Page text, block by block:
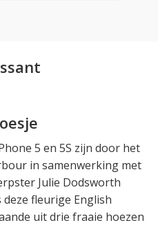
5 en 5S zijn door het
in samenwerking met
Julie Dodsworth
fleurige English
uit drie fraaie hoezen